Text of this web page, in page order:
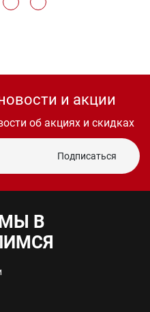
и акции
об акциях и скидках
Подписаться
В